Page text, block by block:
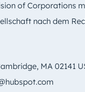
of Corporations
nach dem
MA 02141